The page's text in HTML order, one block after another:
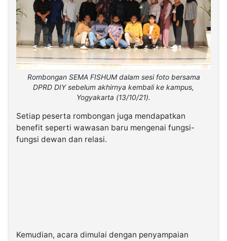
Rombongan SEMA FISHUM dalam sesi foto bersama
DPRD DIY sebelum akhirnya kembali ke kampus,
Yogyakarta (13/10/21).
Setiap peserta rombongan juga mendapatkan
benefit seperti wawasan baru mengenai fungsi-
fungsi dewan dan relasi.
Kemudian, acara dimulai dengan penyampaian